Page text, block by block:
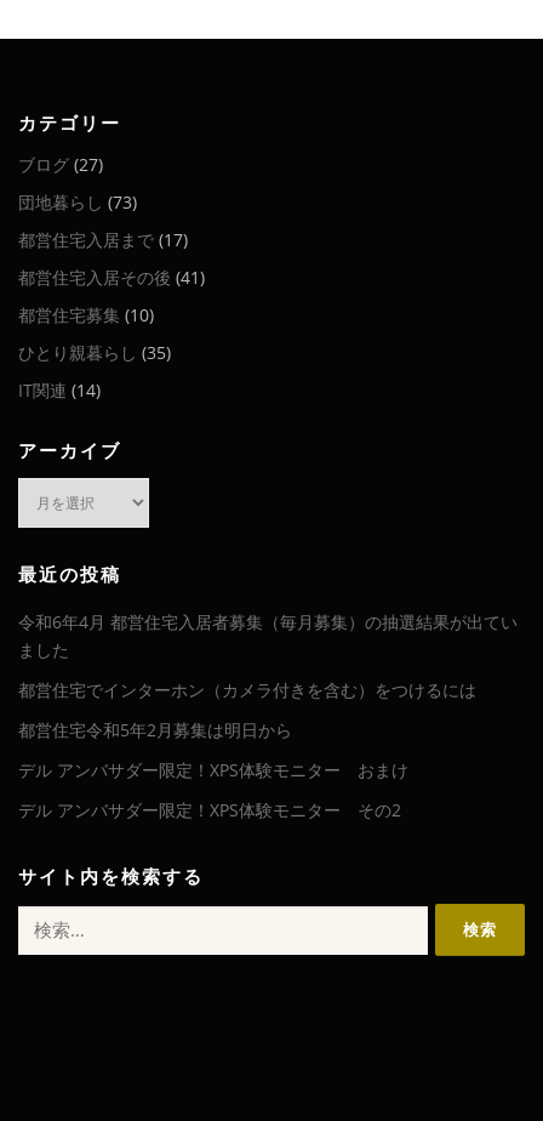
カテゴリー
ブログ (27)
団地暮らし (73)
都営住宅入居まで (17)
都営住宅入居その後 (41)
都営住宅募集 (10)
ひとり親暮らし (35)
IT関連 (14)
アーカイブ
イ
最近の投稿
令和6年4月 都営住宅入居者募集（毎月募集）の抽選結果が出てい
ました
都営住宅でインターホン（カメラ付きを含む）をつけるには
都営住宅令和5年2月募集は明日から
デル アンバサダー限定！XPS体験モニター おまけ
デル アンバサダー限定！XPS体験モニター その2
サイト内を検索する
索: